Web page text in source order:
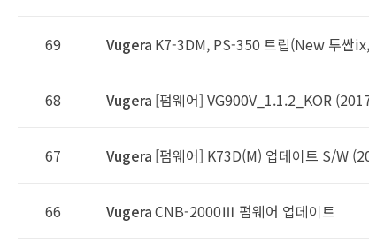
69 Vugera K7-3DM, PS-350 트립(New 투싼
68 Vugera [펌웨어] VG900V_1.1.2_KOR
67 Vugera [펌웨어] K73D(M) 업데이트 S/W
66 VugeraCNB-2000Ⅲ 펌웨어 업데이트